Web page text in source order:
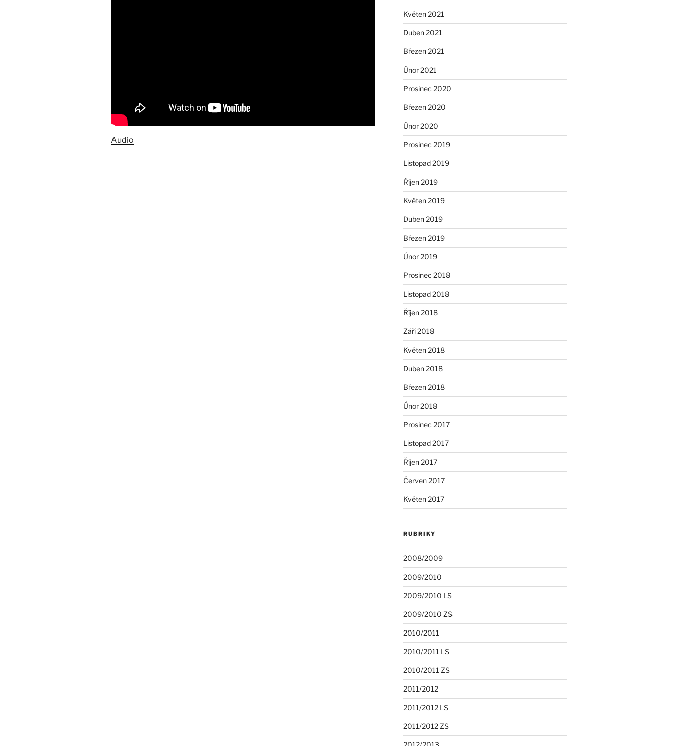
Audio
Květen 2021
Duben 2021
Březen 2021
Únor 2021
Prosinec 2020
Březen 2020
Únor 2020
Prosinec 2019
Listopad 2019
Říjen 2019
Květen 2019
Duben 2019
Březen 2019
Únor 2019
Prosinec 2018
Listopad 2018
Říjen 2018
Září 2018
Květen 2018
Duben 2018
Březen 2018
Únor 2018
Prosinec 2017
Listopad 2017
Říjen 2017
Červen 2017
Květen 2017
RUBRIKY
2008/2009
2009/2010
2009/2010 LS
2009/2010 ZS
2010/2011
2010/2011 LS
2010/2011 ZS
2011/2012
2011/2012 LS
2011/2012 ZS